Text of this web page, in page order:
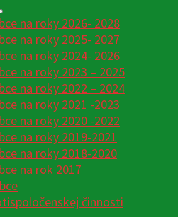
na roky 2026- 2028
na roky 2025- 2027
na roky 2024- 2026
na roky 2023 – 2025
na roky 2022 – 2024
na roky 2021 -2023
na roky 2020 -2022
na roky 2019-2021
na roky 2018-2020
na rok 2017
činnosti